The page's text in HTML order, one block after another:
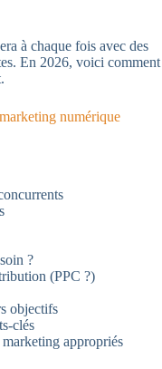
à chaque fois avec des
En 2026, voici comment
numérique
?
(PPC ?)
objectifs
clés
appropriés